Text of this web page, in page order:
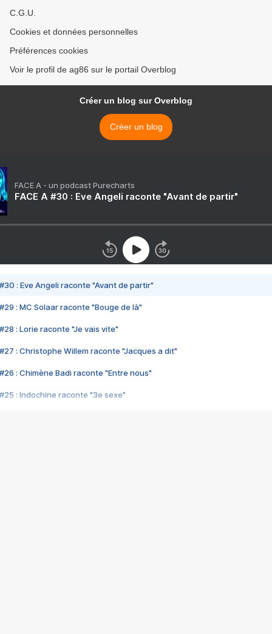
C.G.U.
Cookies et données personnelles
Préférences cookies
Voir le profil de ag86 sur le portail Overblog
Créer un blog sur Overblog
Créer un blog
FACE A - un podcast Purecharts
FACE A #30 : Eve Angeli raconte "Avant de partir"
#30 : Eve Angeli raconte "Avant de partir"
#29 : MC Solaar raconte "Bouge de là"
#28 : Lorie raconte "Je vais vite"
#27 : Christophe Willem raconte "Jacques a dit"
#26 : Chimène Badi raconte "Entre nous"
#25 : Indochine raconte "3e sexe"